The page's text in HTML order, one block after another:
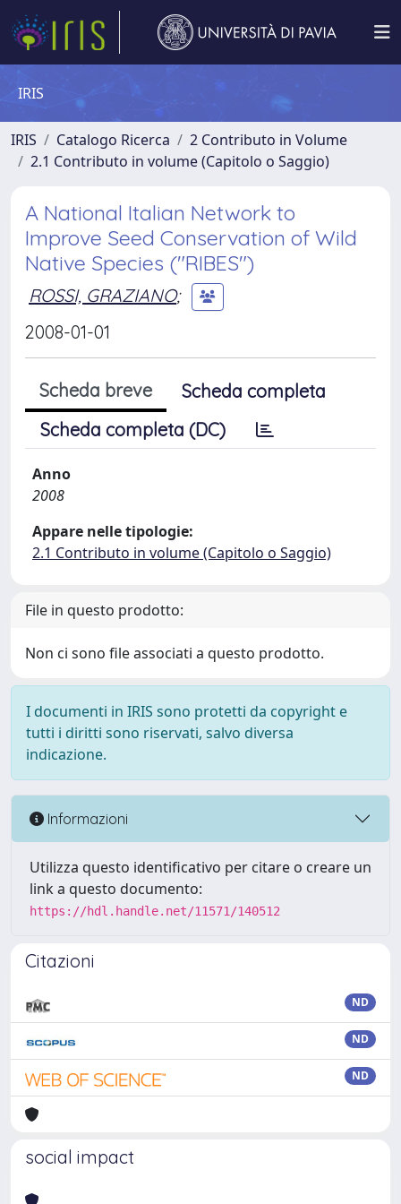
IRIS
IRIS Catalogo Ricerca
2 Contributo in Volume
2.1 Contributo in volume (Capitolo o Saggio)
A National Italian Network to
Improve Seed Conservation of Wild
Native Species ("RIBES")
ROSSI, GRAZIANO;
2008-01-01
Scheda breve
Scheda completa
Scheda completa (DC)
Anno
2008
Appare nelle tipologie:
2.1 Contributo in volume (Capitolo o Saggio)
File in questo prodotto:
Non ci sono file associati a questo prodotto.
I documenti in IRIS sono protetti da copyright e
tutti i diritti sono riservati, salvo diversa
indicazione.
Informazioni
Utilizza questo identificativo per citare o creare un
link a questo documento:
https://hdl.handle.net/11571/140512
Citazioni
ND
ND
ND
social impact